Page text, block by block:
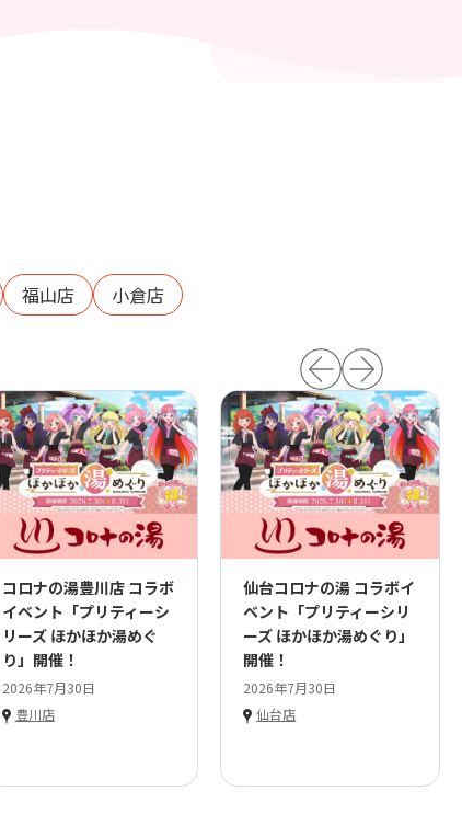
福山店 小倉店
コロナの湯豊川店 コラボ
イベント「プリティーシ
リーズ ほかほか湯めぐ
り」開催！
2026年7月30日
豊川店
仙台コロナの湯 コラボイ
ベント「プリティーシリ
ーズ ほかほか湯めぐり」
開催！
2026年7月30日
仙台店